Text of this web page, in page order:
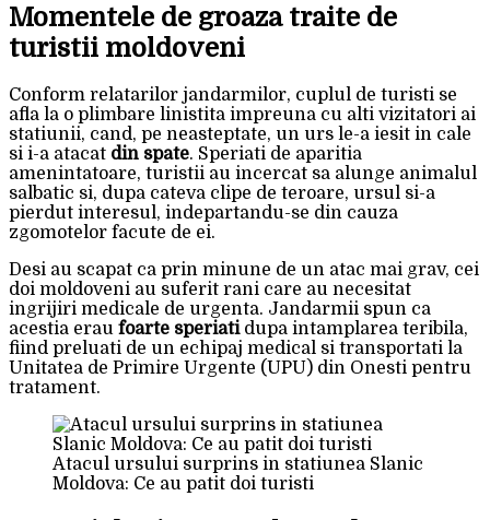
Momentele de groaza traite de
turistii moldoveni
Conform relatarilor jandarmilor, cuplul de turisti se
afla la o plimbare linistita impreuna cu alti vizitatori ai
statiunii, cand, pe neasteptate, un urs le-a iesit in cale
si i-a atacat din spate. Speriati de aparitia
amenintatoare, turistii au incercat sa alunge animalul
salbatic si, dupa cateva clipe de teroare, ursul si-a
pierdut interesul, indepartandu-se din cauza
zgomotelor facute de ei.
Desi au scapat ca prin minune de un atac mai grav, cei
doi moldoveni au suferit rani care au necesitat
ingrijiri medicale de urgenta. Jandarmii spun ca
acestia erau foarte speriatidupa intamplarea teribila,
fiind preluati de un echipaj medical si transportati la
Unitatea de Primire Urgente (UPU) din Onesti pentru
tratament.
Atacul ursului surprins in statiunea Slanic
Moldova: Ce au patit doi turisti